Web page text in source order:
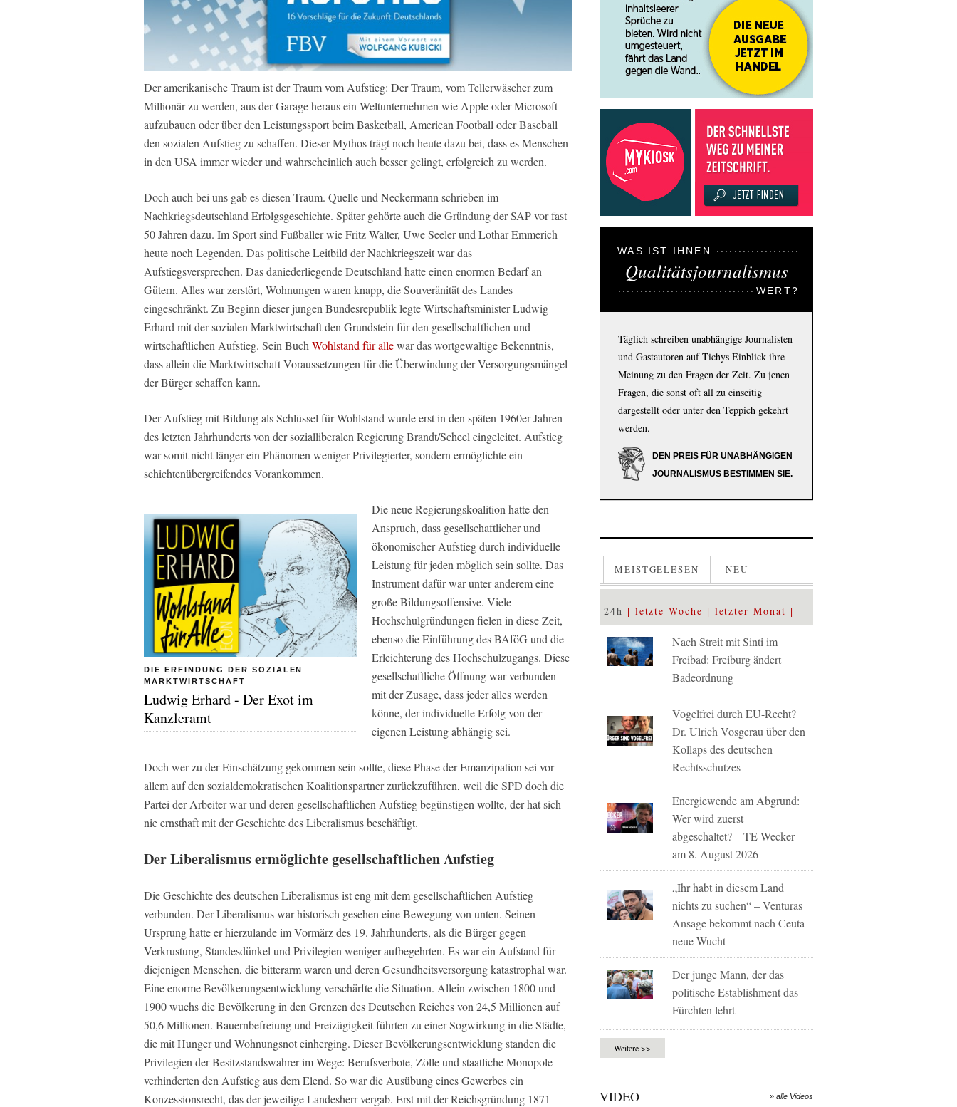
Der amerikanische Traum ist der Traum vom Aufstieg: Der Traum, vom Tellerwäscher zum
Millionär zu werden, aus der Garage heraus ein Weltunternehmen wie Apple oder Microsoft
aufzubauen oder über den Leistungssport beim Basketball, American Football oder Baseball
den sozialen Aufstieg zu schaffen. Dieser Mythos trägt noch heute dazu bei, dass es Menschen
in den USA immer wieder und wahrscheinlich auch besser gelingt, erfolgreich zu werden.
Doch auch bei uns gab es diesen Traum. Quelle und Neckermann schrieben im
Nachkriegsdeutschland Erfolgsgeschichte. Später gehörte auch die Gründung der SAP vor fast
50 Jahren dazu. Im Sport sind Fußballer wie Fritz Walter, Uwe Seeler und Lothar Emmerich
heute noch Legenden. Das politische Leitbild der Nachkriegszeit war das
Aufstiegsversprechen. Das daniederliegende Deutschland hatte einen enormen Bedarf an
Gütern. Alles war zerstört, Wohnungen waren knapp, die Souveränität des Landes
eingeschränkt. Zu Beginn dieser jungen Bundesrepublik legte Wirtschaftsminister Ludwig
Erhard mit der sozialen Marktwirtschaft den Grundstein für den gesellschaftlichen und
wirtschaftlichen Aufstieg. Sein Buch Wohlstand für allewar das wortgewaltige Bekenntnis,
dass allein die Marktwirtschaft Voraussetzungen für die Überwindung der Versorgungsmängel
der Bürger schaffen kann.
Der Aufstieg mit Bildung als Schlüssel für Wohlstand wurde erst in den späten 1960er-Jahren
des letzten Jahrhunderts von der sozialliberalen Regierung Brandt/Scheel eingeleitet. Aufstieg
war somit nicht länger ein Phänomen weniger Privilegierter, sondern ermöglichte ein
schichtenübergreifendes Vorankommen.
DIE ERFINDUNG DER SOZIALEN
MARKTWIRTSCHAFT
Ludwig Erhard - Der Exot im
Kanzleramt
Die neue Regierungskoalition hatte den
Anspruch, dass gesellschaftlicher und
ökonomischer Aufstieg durch individuelle
Leistung für jeden möglich sein sollte. Das
Instrument dafür war unter anderem eine
große Bildungsoffensive. Viele
Hochschulgründungen fielen in diese Zeit,
ebenso die Einführung des BAföG und die
Erleichterung des Hochschulzugangs. Diese
gesellschaftliche Öffnung war verbunden
mit der Zusage, dass jeder alles werden
könne, der individuelle Erfolg von der
eigenen Leistung abhängig sei.
Doch wer zu der Einschätzung gekommen sein sollte, diese Phase der Emanzipation sei vor
allem auf den sozialdemokratischen Koalitionspartner zurückzuführen, weil die SPD doch die
Partei der Arbeiter war und deren gesellschaftlichen Aufstieg begünstigen wollte, der hat sich
nie ernsthaft mit der Geschichte des Liberalismus beschäftigt.
Der Liberalismus ermöglichte gesellschaftlichen Aufstieg
Die Geschichte des deutschen Liberalismus ist eng mit dem gesellschaftlichen Aufstieg
verbunden. Der Liberalismus war historisch gesehen eine Bewegung von unten. Seinen
Ursprung hatte er hierzulande im Vormärz des 19. Jahrhunderts, als die Bürger gegen
Verkrustung, Standesdünkel und Privilegien weniger aufbegehrten. Es war ein Aufstand für
diejenigen Menschen, die bitterarm waren und deren Gesundheitsversorgung katastrophal war.
Eine enorme Bevölkerungsentwicklung verschärfte die Situation. Allein zwischen 1800 und
1900 wuchs die Bevölkerung in den Grenzen des Deutschen Reiches von 24,5 Millionen auf
50,6 Millionen. Bauernbefreiung und Freizügigkeit führten zu einer Sogwirkung in die Städte,
die mit Hunger und Wohnungsnot einherging. Dieser Bevölkerungsentwicklung standen die
Privilegien der Besitzstandswahrer im Wege: Berufsverbote, Zölle und staatliche Monopole
verhinderten den Aufstieg aus dem Elend. So war die Ausübung eines Gewerbes ein
Konzessionsrecht, das der jeweilige Landesherr vergab. Erst mit der Reichsgründung 1871
WAS IST IHNEN
Qualitätsjournalismus
WERT?
Täglich schreiben unabhängige Journalisten
und Gastautoren auf Tichys Einblick ihre
Meinung zu den Fragen der Zeit. Zu jenen
Fragen, die sonst oft all zu einseitig
dargestellt oder unter den Teppich gekehrt
werden.
DEN PREIS FÜR UNABHÄNGIGEN
JOURNALISMUS BESTIMMEN SIE.
MEISTGELESEN NEU
24h letzte Woche letzter Monat
Nach Streit mit Sinti im
Freibad: Freiburg ändert
Badeordnung
Vogelfrei durch EU-Recht?
Dr. Ulrich Vosgerau über den
Kollaps des deutschen
Rechtsschutzes
Energiewende am Abgrund:
Wer wird zuerst
abgeschaltet? – TE-Wecker
am 8. August 2026
„Ihr habt in diesem Land
nichts zu suchen“ – Venturas
Ansage bekommt nach Ceuta
neue Wucht
Der junge Mann, der das
politische Establishment das
Fürchten lehrt
Weitere >>
VIDEO » alle Videos